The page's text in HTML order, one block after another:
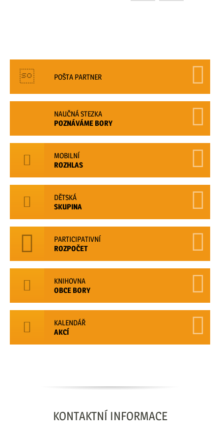
POŠTA PARTNER
NAUČNÁ STEZKA
POZNÁVÁME BORY
MOBILNÍ
ROZHLAS
DĚTSKÁ
SKUPINA
PARTICIPATIVNÍ
ROZPOČET
KNIHOVNA
OBCE BORY
KALENDÁŘ
AKCÍ
KONTAKTNÍ INFORMACE